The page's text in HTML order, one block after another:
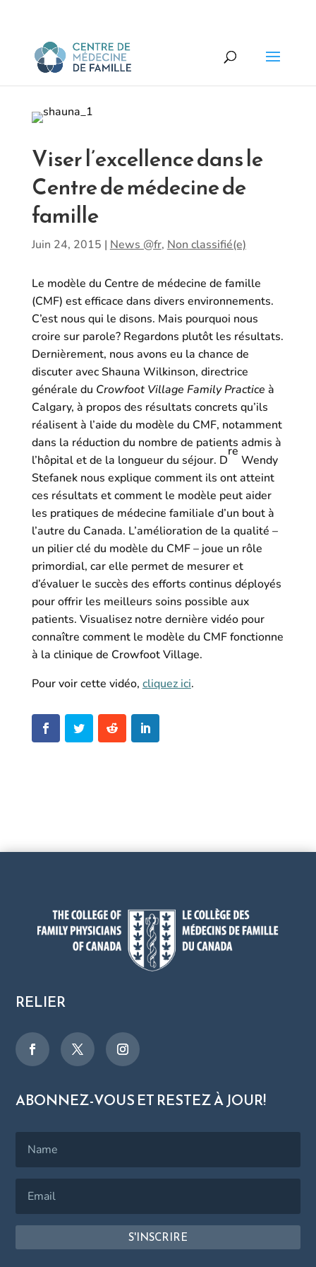
Viser l’excellence dans le
Centre de médecine de
famille
Juin 24, 2015 | News @fr, Non classifié(e)
Le modèle du Centre de médecine de famille
(CMF) est efficace dans divers environnements.
C’est nous qui le disons. Mais pourquoi nous
croire sur parole? Regardons plutôt les résultats.
Dernièrement, nous avons eu la chance de
discuter avec Shauna Wilkinson, directrice
générale du Crowfoot Village Family Practice à
Calgary, à propos des résultats concrets qu’ils
réalisent à l’aide du modèle du CMF, notamment
dans la réduction du nombre de patients admis à
l’hôpital et de la longueur du séjour. D
re
Wendy
Stefanek nous explique comment ils ont atteint
ces résultats et comment le modèle peut aider
les pratiques de médecine familiale d’un bout à
l’autre du Canada. L’amélioration de la qualité –
un pilier clé du modèle du CMF – joue un rôle
primordial, car elle permet de mesurer et
d’évaluer le succès des efforts continus déployés
pour offrir les meilleurs soins possible aux
patients. Visualisez notre dernière vidéo pour
connaître comment le modèle du CMF fonctionne
à la clinique de Crowfoot Village.
Pour voir cette vidéo, cliquez ici.
RELIER
ABONNEZ-VOUS ET RESTEZ À JOUR!
S'INSCRIRE